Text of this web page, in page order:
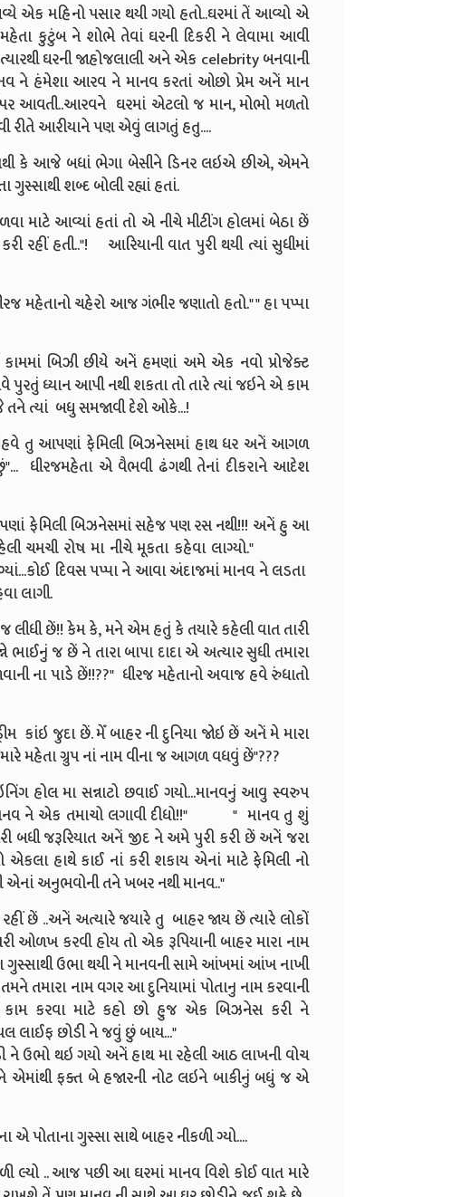
મહિનો પસાર થયી ગયો હતો..ઘરમાં તેં આવ્યો એ
કુટુંબ ને શોભે તેવાં ઘરની દિકરી ને લેવામા આવી
ઘરની જાહોજલાલી અને એક celebrity બનવાની
ને હંમેશા આરવ ને માનવ કરતાં ઓછો પ્રેમ અનેં માન
આવતી..આરવને ઘરમાં એટલો જ માન, મોભો મળતો
રીતે આરીયાને પણ એવું લાગતું હતુ....
આજે બધાં ભેગા બેસીને ડિનર લઇએ છીએ, એમને
શબ્દ બોલી રહ્યાં હતાં.
માટે આવ્યાં હતાં તો એ નીચે મીટીંગ હોલમાં બેઠા છેં
રહીં હતી.."! આરિયાની વાત પુરી થયી ત્યાં સુધીમાં
મહેતાનો ચહેરો આજ ગંભીર જણાતો હતો."" હા પપ્પા
બિઝી છીયે અનેં હમણાં અમે એક નવો પ્રોજેક્ટ
પુરતું ધ્યાન આપી નથી શકતા તો તારે ત્યાં જઇને એ કામ
ત્યાં બધુ સમજાવી દેશે ઓકે...!
તુ આપણાં ફેમિલી બિઝનેસમાં હાથ ધર અનેં આગળ
ધીરજમહેતા એ વૈભવી ઢંગથી તેનાં દીકરાને આદેશ
ફેમિલી બિઝનેસમાં સહેજ પણ રસ નથી!!! અનેં હુ આ
ચમચી રોષ મા નીચે મૂકતા કહેવા લાગ્યો."
દિવસ પપ્પા ને આવા અંદાજમાં માનવ ને લડતા
લાગી.
છેં!! કેમ કે, મને એમ હતું કે તયારે કહેલી વાત તારી
જ છેં ને તારા બાપા દાદા એ અત્યાર સુધી તમારા
ના પાડે છેં!!??" ધીરજ મહેતાનો અવાજ હવે રુંધાતો
કાંઇ જુદા છેં. મેઁ બાહર ની દુનિયા જોઇ છેં અનેં મે મારા
મહેતા ગ્રુપ નાં નામ વીના જ આગળ વધવું છેં"???
હોલ મા સન્નાટો છવાઈ ગયો...માનવનું આવુ સ્વરુપ
ને એક તમાચો લગાવી દીધો!!"" માનવ તુ શું
બધી જરૂરિયાત અનેં જીદ ને અમે પુરી કરી છેં અનેં જરા
હાથે કાઈ નાં કરી શકાય એનાં માટે ફેમિલી નો
એનાં અનુભવોની તને ખબર નથી માનવ.."
છેં ..અનેં અત્યારે જયારે તુ બાહર જાય છેં ત્યારે લોકોં
ઓળખ કરવી હોય તો એક રૂપિયાની બાહર મારા નામ
ગુસ્સાથી ઉભા થયી ને માનવની સામે આંખમાં આંખ નાખી
તમારા નામ વગર આ દુનિયામાં પોતાનુ નામ કરવાની
કરવા માટે કહો છો હુજ એક બિઝનેસ કરી ને
લાઈફ છોડી ને જવું છું બાય..."
ને ઉભો થઇ ગયો અનેં હાથ મા રહેલી આઠ લાખની વોચ
એમાંથી ફક્ત બે હજારની નોટ લઇને બાકીનું બધું જ એ
પોતાના ગુસ્સા સાથે બાહર નીકળી ગ્યો....
લ્યો ..આજ પછી આ ઘરમાં માનવ વિશે કોઈ વાત મારે